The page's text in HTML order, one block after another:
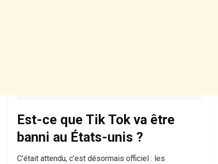
Est-ce que Tik Tok va être
banni au États-unis ?
C’était attendu, c’est désormais officiel : les